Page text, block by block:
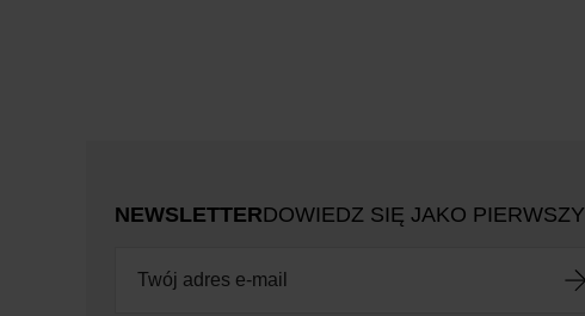
NEWSLETTERDOWIEDZ SIĘ JAKO PIERWSZY